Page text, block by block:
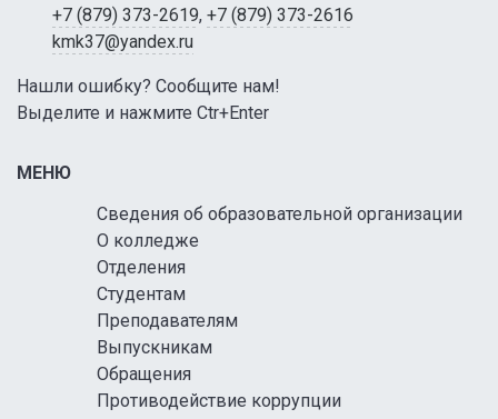
+7 (879) 373-2619, +7 (879) 373-2616
kmk37@yandex.ru
Нашли ошибку? Сообщите нам!
Выделите и нажмите Ctr+Enter
МЕНЮ
Сведения об образовательной организации
О колледже
Отделения
Студентам
Преподавателям
Выпускникам
Обращения
Противодействие коррупции